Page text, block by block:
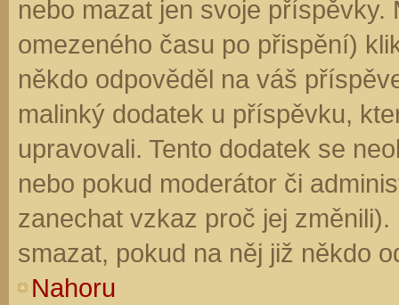
nebo mazat jen svoje
omezeného času po přispění)
někdo odpověděl na váš
malinký dodatek u příspěvku,
upravovali. Tento dodatek se
nebo pokud moderátor či
zanechat vzkaz proč jej
smazat, pokud na něj již někdo
Nahoru